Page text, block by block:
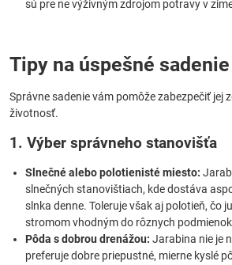
sú pre ne výživným zdrojom potravy v
Tipy na úspešné
Správne sadenie vám pomôže zabezpečiť jej
životnosť.
1. Výber správneho stanovišťa
Slnečné alebo polotienisté miesto:
slnečných stanovištiach, kde dostáva
slnka denne. Toleruje však aj polotieň, čo
stromom vhodným do rôznych
Pôda s dobrou drenážou: Jarabina nie je
preferuje dobre priepustné, mierne kyslé